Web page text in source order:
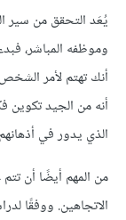
يُعَد التحقق من سير
وموظفه المباشر،
أنك تهتم لأمر
أنه من الجيد تكوين
الذي يدور في
من المهم أيضًا أن
الاتجاهين. ووفقًا